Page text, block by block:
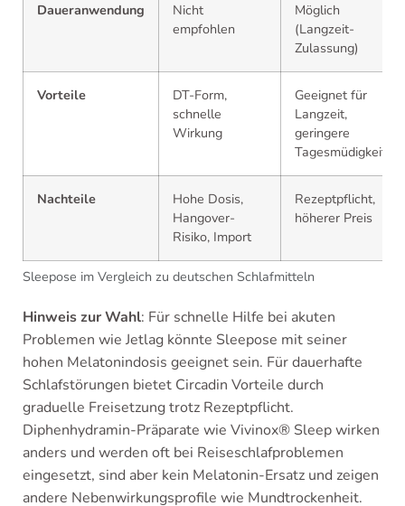
Sleepose im Vergleich zu deutschen Schlafmitteln
Daueranwendung
Nicht
empfohlen
Möglich
(Langzeit-
Zulassung)
Vorteile
DT-Form,
schnelle
Wirkung
Geeignet für
Langzeit,
geringere
Tagesmüdigkeit
Nachteile
Hohe Dosis,
Hangover-
Risiko, Import
Rezeptpflicht,
höherer Preis
Hinweis zur Wahl: Für schnelle Hilfe bei akuten
Problemen wie Jetlag könnte Sleepose mit seiner
hohen Melatonindosis geeignet sein. Für dauerhafte
Schlafstörungen bietet Circadin Vorteile durch
graduelle Freisetzung trotz Rezeptpflicht.
Diphenhydramin-Präparate wie Vivinox® Sleep wirken
anders und werden oft bei Reiseschlafproblemen
eingesetzt, sind aber kein Melatonin-Ersatz und zeigen
andere Nebenwirkungsprofile wie Mundtrockenheit.